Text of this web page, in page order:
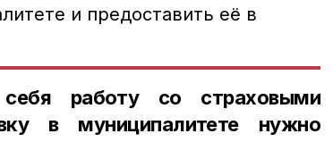
и предоставить её в
работу со страховыми
в муниципалитете нужно